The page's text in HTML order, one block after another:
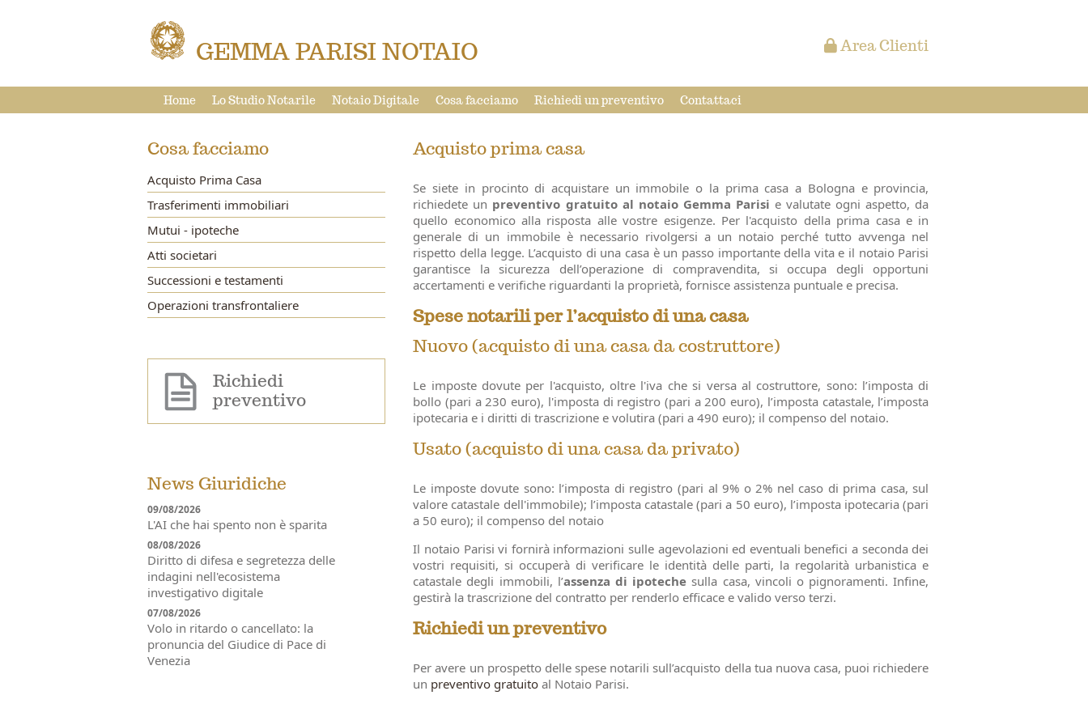
GEMMA PARISI NOTAIO Area Clienti
Home Lo Studio Notarile Notaio Digitale Cosa facciamo Richiedi un preventivo Contattaci
Acquisto prima casa
Se siete in procinto di acquistare un immobile o la prima casa a Bologna e provincia,
richiedete un preventivo gratuito al notaio Gemma Parisi e valutate ogni aspetto, da
quello economico alla risposta alle vostre esigenze. Per l'acquisto della prima casa e in
generale di un immobile è necessario rivolgersi a un notaio perché tutto avvenga nel
rispetto della legge. L’acquisto di una casa è un passo importante della vita e il notaio Parisi
garantisce la sicurezza dell’operazione di compravendita, si occupa degli opportuni
accertamenti e verifiche riguardanti la proprietà, fornisce assistenza puntuale e precisa.
Spese notarili per l’acquisto di una casa
Nuovo (acquisto di una casa da costruttore)
Le imposte dovute per l'acquisto, oltre l'iva che si versa al costruttore, sono: l’imposta di
bollo (pari a 230 euro), l'imposta di registro (pari a 200 euro), l’imposta catastale, l’imposta
ipotecaria e i diritti di trascrizione e volutira (pari a 490 euro); il compenso del notaio.
Usato (acquisto di una casa da privato)
Le imposte dovute sono: l’imposta di registro (pari al 9% o 2% nel caso di prima casa, sul
valore catastale dell'immobile); l’imposta catastale (pari a 50 euro), l’imposta ipotecaria (pari
a 50 euro); il compenso del notaio
Il notaio Parisi vi fornirà informazioni sulle agevolazioni ed eventuali benefici a seconda dei
vostri requisiti, si occuperà di verificare le identità delle parti, la regolarità urbanistica e
catastale degli immobili, l’assenza di ipoteche sulla casa, vincoli o pignoramenti. Infine,
gestirà la trascrizione del contratto per renderlo efficace e valido verso terzi.
Richiedi un preventivo
Per avere un prospetto delle spese notarili sull’acquisto della tua nuova casa, puoi richiedere
un preventivo gratuito al Notaio Parisi.
Cosa facciamo
Acquisto Prima Casa
Trasferimenti immobiliari
Mutui - ipoteche
Atti societari
Successioni e testamenti
Operazioni transfrontaliere
Richiedi
preventivo
News Giuridiche
09/08/2026
L'AI che hai spento non è sparita
08/08/2026
Diritto di difesa e segretezza delle
indagini nell'ecosistema
investigativo digitale
07/08/2026
Volo in ritardo o cancellato: la
pronuncia del Giudice di Pace di
Venezia